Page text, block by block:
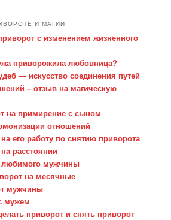
И МАГИИ
с изменением жизненного
приворожила любовница?
— искусство соединения путей
– отзыв на магическую
на примирение с сыном
отношений
его работу по снятию приворота
расстоянии
любимого мужчины
на месячные
мужчины
мужем
приворот и снять приворот